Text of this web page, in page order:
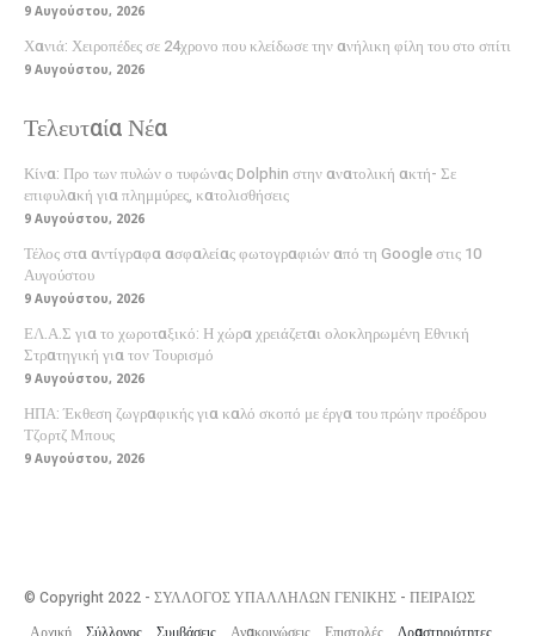
9 Αυγούστου, 2026
Χανιά: Χειροπέδες σε 24χρονο που κλείδωσε την ανήλικη φίλη του στο σπίτι
9 Αυγούστου, 2026
Τελευταία Νέα
Κίνα: Προ των πυλών ο τυφώνας Dolphin στην ανατολική ακτή- Σε
επιφυλακή για πλημμύρες, κατολισθήσεις
9 Αυγούστου, 2026
Τέλος στα αντίγραφα ασφαλείας φωτογραφιών από τη Google στις 10
Αυγούστου
9 Αυγούστου, 2026
ΕΛ.Α.Σ για το χωροταξικό: Η χώρα χρειάζεται ολοκληρωμένη Εθνική
Στρατηγική για τον Τουρισμό
9 Αυγούστου, 2026
ΗΠΑ: Έκθεση ζωγραφικής για καλό σκοπό με έργα του πρώην προέδρου
Τζορτζ Μπους
9 Αυγούστου, 2026
© Copyright 2022 - ΣΥΛΛΟΓΟΣ ΥΠΑΛΛΗΛΩΝ ΓΕΝΙΚΗΣ - ΠΕΙΡΑΙΩΣ